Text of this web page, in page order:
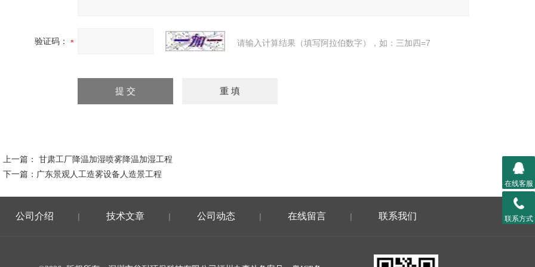
验证码： 请输入计算结果（填写阿拉伯数字），如：三加四=7
上一篇： 甘肃工厂降温加湿喷雾降温加湿工程
下一篇： 广东景观人工造雾设备人造景工程
公司介绍 | 技术文章 | 公司动态 | 在线留言 | 联系我们
在线客服
联系方式